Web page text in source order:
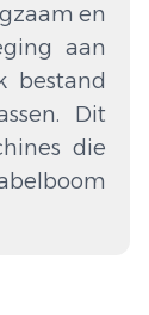
en
aan
bestand
Dit
die